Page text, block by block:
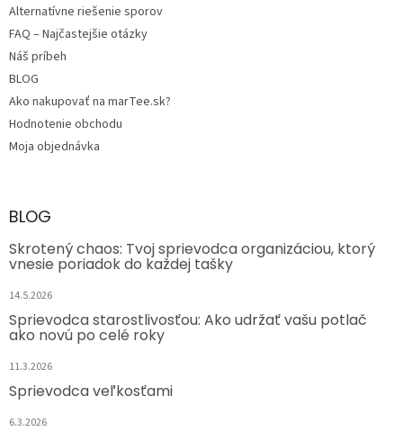
Alternatívne riešenie sporov
FAQ – Najčastejšie otázky
Náš príbeh
BLOG
Ako nakupovať na marTee.sk?
Hodnotenie obchodu
Moja objednávka
BLOG
Skrotený chaos: Tvoj sprievodca organizáciou, ktorý
vnesie poriadok do každej tašky
14.5.2026
Sprievodca starostlivosťou: Ako udržať vašu potlač
ako novú po celé roky
11.3.2026
Sprievodca veľkosťami
6.3.2026